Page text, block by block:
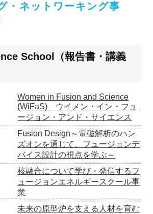
・ネットワーキング事
School（報告書・講義
Women in Fusion and Science
(WiFaS) ウイメン・イン・フュ
ージョン・アンド・サイエンス
Fusion Design～電磁解析のハン
ズオンを通じて、フュージョンデ
バイス設計の視点を学ぶ～
核融合について学び・発信するフ
ュージョンエネルギースクール事
業
未来の原型炉を⽀える⼈材を育む